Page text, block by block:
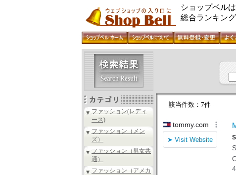
ショップベル
総合ランキン
ファッション(レディ
ース)
ファッション（メン
ズ）
ファッション（男女共
通）
ファッション（アメカ
該当件数：7件